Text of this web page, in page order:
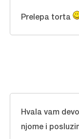
Prelepa torta
Hvala vam
njome i